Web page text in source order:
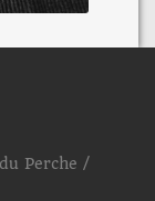
Perche /